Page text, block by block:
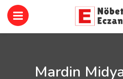
Mardin